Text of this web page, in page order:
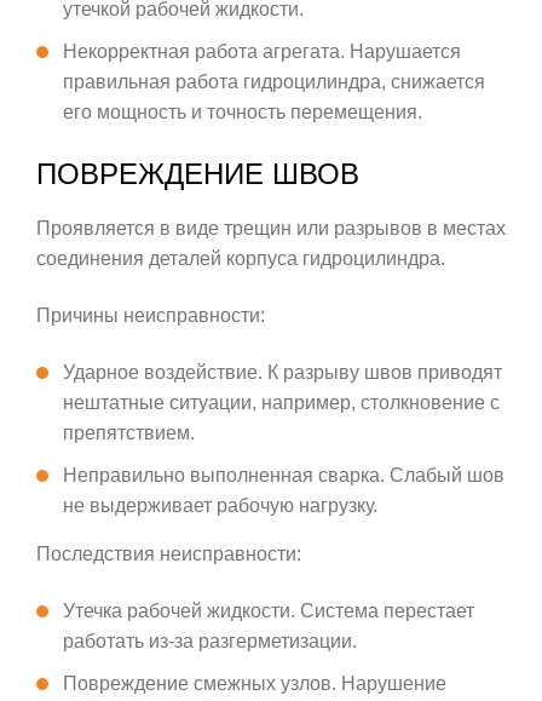
утечкой рабочей жидкости.
Некорректная работа агрегата. Нарушается
правильная работа гидроцилиндра, снижается
его мощность и точность перемещения.
ПОВРЕЖДЕНИЕ ШВОВ
Проявляется в виде трещин или разрывов в местах
соединения деталей корпуса гидроцилиндра.
Причины неисправности:
Ударное воздействие. К разрыву швов приводят
нештатные ситуации, например, столкновение с
препятствием.
Неправильно выполненная сварка. Слабый шов
не выдерживает рабочую нагрузку.
Последствия неисправности:
Утечка рабочей жидкости. Система перестает
работать из-за разгерметизации.
Повреждение смежных узлов. Нарушение